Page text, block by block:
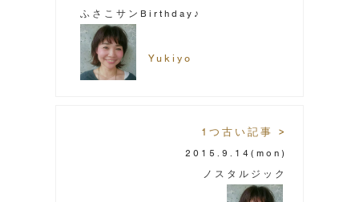
ふさこサンBirthday♪
Yukiyo
1つ古い記事 >
2015.9.14 (mon)
ノスタルジック